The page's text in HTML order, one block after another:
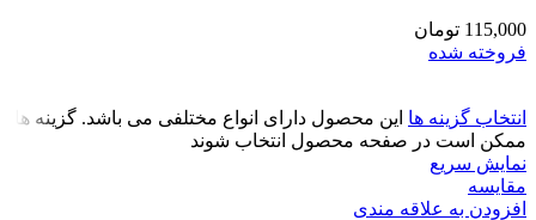
115,000 تومان
فروخته شده
انتخاب گزینه ها این محصول دارای انواع مختلفی می باشد. گزینه ها
ممکن است در صفحه محصول انتخاب شوند
نمایش سریع
مقايسه
افزودن به علاقه مندی